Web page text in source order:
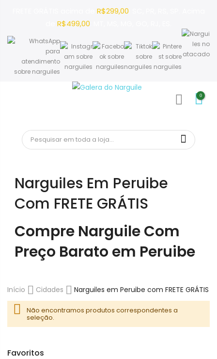
R$299,00
R$499,00
0
Narguiles Em Peruibe
Com FRETE GRÁTIS
Compre Narguile Com
Preço Barato em Peruibe
Início Cidades Narguiles em Peruibe com FRETE GRÁTIS
Não encontramos produtos correspondentes a
seleção.
Favoritos